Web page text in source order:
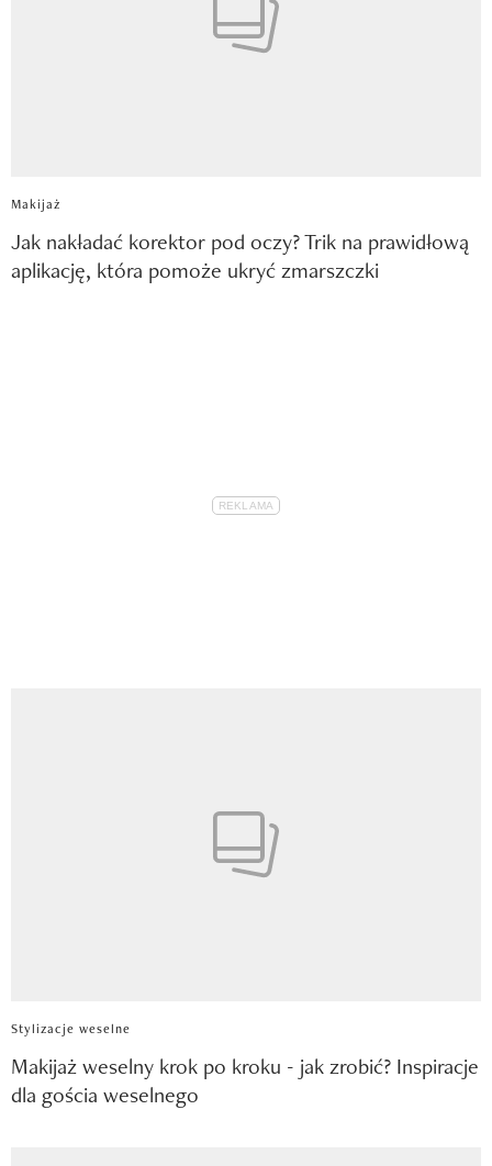
Makijaż
Jak nakładać korektor pod oczy? Trik na prawidłową
aplikację, która pomoże ukryć zmarszczki
Stylizacje weselne
Makijaż weselny krok po kroku - jak zrobić? Inspiracje
dla gościa weselnego